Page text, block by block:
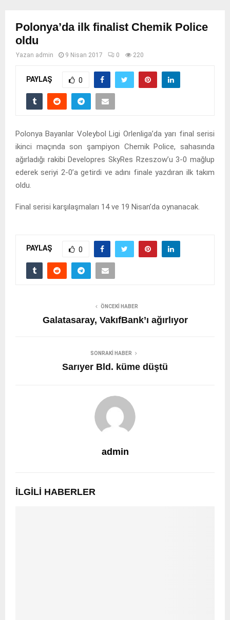
Polonya’da ilk finalist Chemik Police
oldu
Yazan admin 9 Nisan 2017 0 220
PAYLAŞ 0
Polonya Bayanlar Voleybol Ligi Orlenliga’da yarı final serisi
ikinci maçında son şampiyon Chemik Police, sahasında
ağırladığı rakibi Developres SkyRes Rzeszow’u 3-0 mağlup
ederek seriyi 2-0’a getirdi ve adını finale yazdıran ilk takım
oldu.
Final serisi karşılaşmaları 14 ve 19 Nisan’da oynanacak.
PAYLAŞ 0
ÖNCEKI HABER
Galatasaray, VakıfBank’ı ağırlıyor
SONRAKI HABER
Sarıyer Bld. küme düştü
admin
İLGILI HABERLER